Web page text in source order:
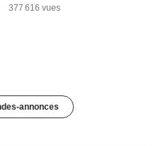
377 616 vues
annonces